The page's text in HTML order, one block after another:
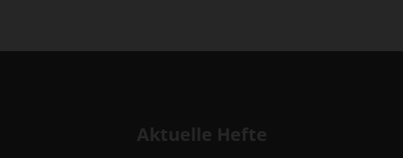
Aktuelle Hefte